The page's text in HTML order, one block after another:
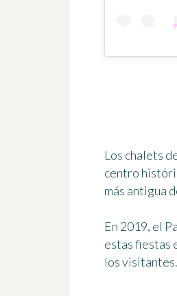
Los chalets
centro
más antigua
En 2019, el
estas fiestas
los visitantes.